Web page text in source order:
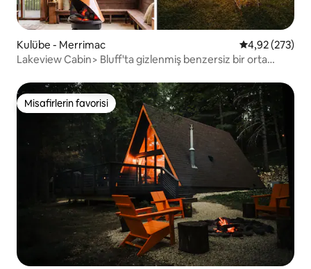
Kulübe - Merrimac 5 üzerinden
4,92 (273)
Lakeview Cabin> Bluff'ta gizlenmiş benzersiz bir orta
Misafirlerin favorisi
Misafirlerin favorisi